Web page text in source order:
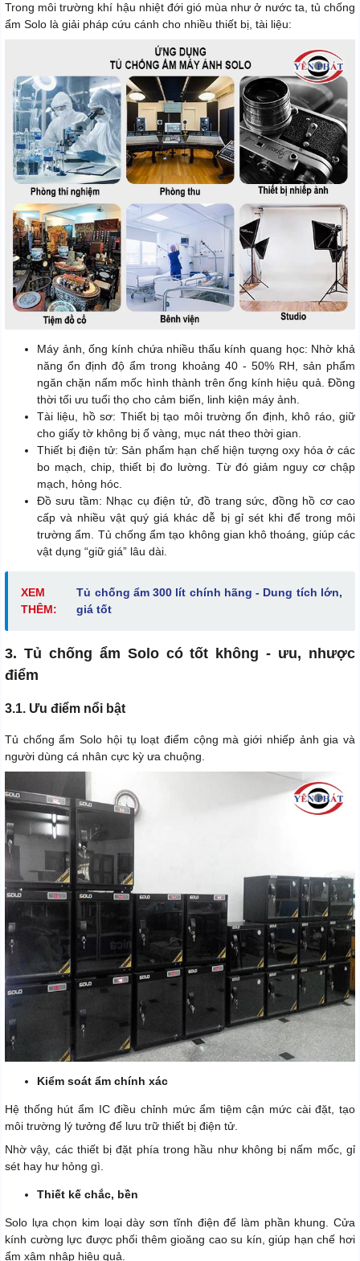
Trong môi trường khí hậu nhiệt đới gió mùa như ở nước ta, tủ chống
ẩm Solo là giải pháp cứu cánh cho nhiều thiết bị, tài liệu:
Máy ảnh, ống kính chứa nhiều thấu kính quang học: Nhờ khả
năng ổn định độ ẩm trong khoảng 40 - 50% RH, sản phẩm
ngăn chặn nấm mốc hình thành trên ống kính hiệu quả. Đồng
thời tối ưu tuổi thọ cho cảm biến, linh kiện máy ảnh.
Tài liệu, hồ sơ: Thiết bị tạo môi trường ổn định, khô ráo, giữ
cho giấy tờ không bị ố vàng, mục nát theo thời gian.
Thiết bị điện tử: Sản phẩm hạn chế hiện tượng oxy hóa ở các
bo mạch, chip, thiết bị đo lường. Từ đó giảm nguy cơ chập
mạch, hỏng hóc.
Đồ sưu tầm: Nhạc cụ điện tử, đồ trang sức, đồng hồ cơ cao
cấp và nhiều vật quý giá khác dễ bị gỉ sét khi để trong môi
trường ẩm. Tủ chống ẩm tạo không gian khô thoáng, giúp các
vật dụng “giữ giá” lâu dài.
XEM
THÊM:
Tủ chống ẩm 300 lít chính hãng - Dung tích lớn,
giá tốt
3. Tủ chống ẩm Solo có tốt không - ưu, nhược
điểm
3.1. Ưu điểm nổi bật
Tủ chống ẩm Solo hội tụ loạt điểm cộng mà giới nhiếp ảnh gia và
người dùng cá nhân cực kỳ ưa chuộng.
Kiểm soát ẩm chính xác
Hệ thống hút ẩm IC điều chỉnh mức ẩm tiệm cận mức cài đặt, tạo
môi trường lý tưởng để lưu trữ thiết bị điện tử.
Nhờ vậy, các thiết bị đặt phía trong hầu như không bị nấm mốc, gỉ
sét hay hư hỏng gì.
Thiết kế chắc, bền
Solo lựa chọn kim loại dày sơn tĩnh điện để làm phần khung. Cửa
kính cường lực được phối thêm gioăng cao su kín, giúp hạn chế hơi
ẩm xâm nhập hiệu quả.